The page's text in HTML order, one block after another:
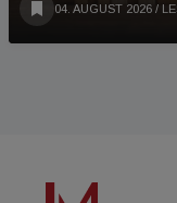
04. AUGUST 2026 /